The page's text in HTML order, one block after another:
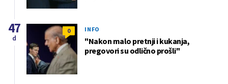
0 INFO
"Nakon malo pretnji i kukanja,
pregovori su odlično prošli"
47
d